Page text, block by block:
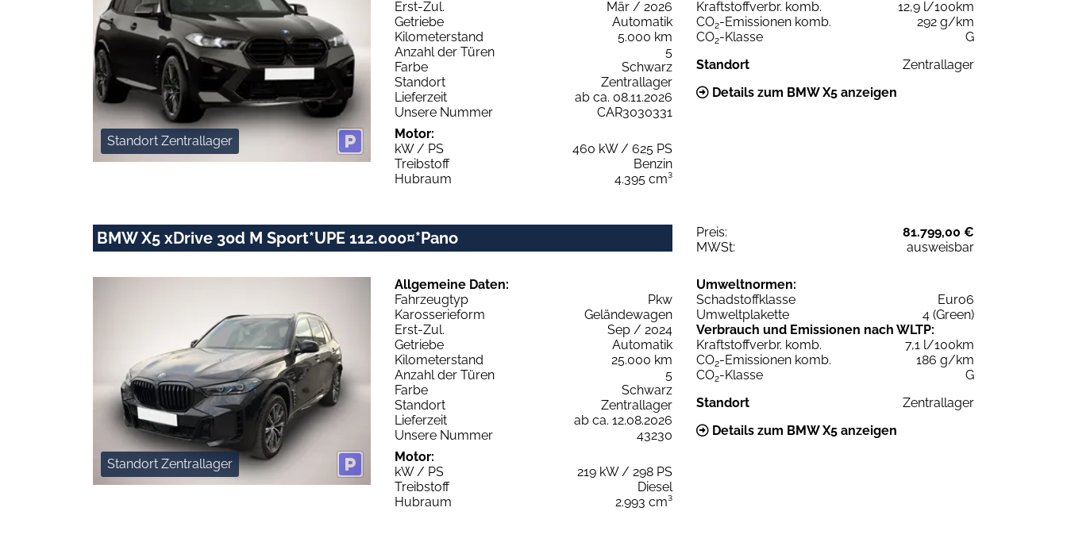
Standort Zentrallager
Erst-Zul.
Mär / 2026
Getriebe
Automatik
Kilometerstand
5.000 km
Anzahl der Türen
5
Farbe
Schwarz
Standort
Zentrallager
Lieferzeit
ab ca. 08.11.2026
Unsere Nummer
CAR3030331
Motor:
kW / PS
460 kW / 625 PS
Treibstoff
Benzin
Hubraum
4.395 cm³
Kraftstoffverbr. komb.
12,9 l/100km
CO2-Emissionen komb.
292 g/km
CO2-Klasse
G
Standort
Zentrallager
Details zum BMW X5 anzeigen
BMW X5 xDrive 30d M Sport*UPE 112.000¤*Pano Preis:
81.799,00 €
MWSt:
ausweisbar
Standort Zentrallager
Allgemeine Daten:
Fahrzeugtyp
Pkw
Karosserieform
Geländewagen
Erst-Zul.
Sep / 2024
Getriebe
Automatik
Kilometerstand
25.000 km
Anzahl der Türen
5
Farbe
Schwarz
Standort
Zentrallager
Lieferzeit
ab ca. 12.08.2026
Unsere Nummer
43230
Motor:
kW / PS
219 kW / 298 PS
Treibstoff
Diesel
Hubraum
2.993 cm³
Umweltnormen:
Schadstoffklasse
Euro6
Umweltplakette
4 (Green)
Verbrauch und Emissionen nach WLTP:
Kraftstoffverbr. komb.
7,1 l/100km
CO2-Emissionen komb.
186 g/km
CO2-Klasse
G
Standort
Zentrallager
Details zum BMW X5 anzeigen